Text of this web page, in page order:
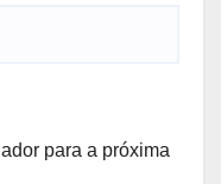
para a próxima